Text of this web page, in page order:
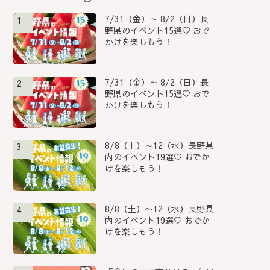
1
7/31（金）～ 8/2（日）長
野県のイベント15選♡ おで
かけを楽しもう！
2
7/31（金）～ 8/2（日）長
野県のイベント15選♡ おで
かけを楽しもう！
3
8/8（土）〜12（水）長野県
内のイベント19選♡ おでか
けを楽しもう！
4
8/8（土）〜12（水）長野県
内のイベント19選♡ おでか
けを楽しもう！